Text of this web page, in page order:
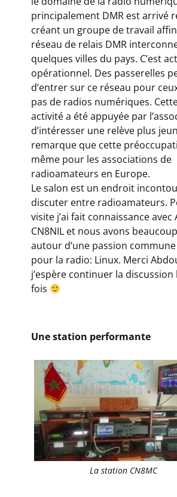
principalement DMR est arrivé
créant un groupe de travail
réseau de relais DMR
quelques villes du pays. C’est
opérationnel. Des passerelles
d’entrer sur ce réseau pour
pas de radios numériques.
activité a été appuyée par
d’intéresser une relève plus
remarque que cette
même pour les associations de
radioamateurs en Europe.
Le salon est un endroit
discuter entre radioamateurs.
visite j’ai fait connaissance avec
CN8NIL et nous avons
autour d’une passion
pour la radio: Linux. Merci
j’espère continuer la
fois
Une station performante
La station CN8MC